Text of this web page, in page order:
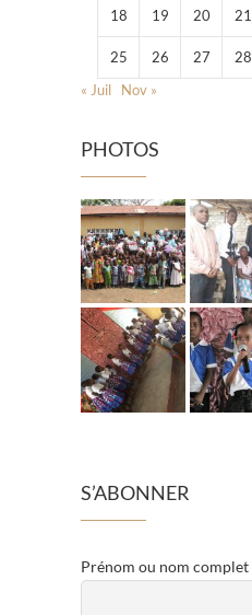
18 19 20 21
25 26 27 28
« Juil
Nov »
PHOTOS
S’ABONNER
Prénom ou nom complet